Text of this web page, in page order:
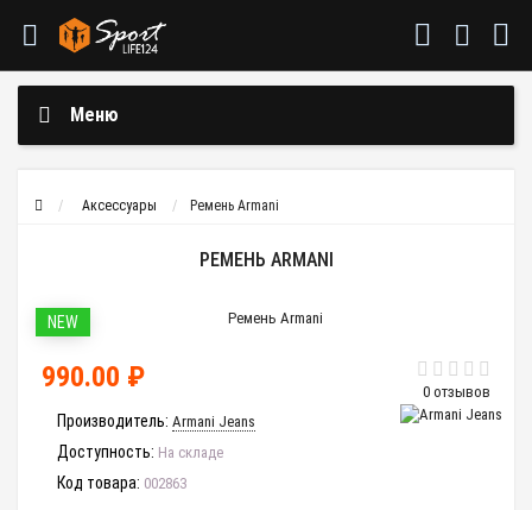
Меню
Аксессуары Ремень Armani
РЕМЕНЬ ARMANI
NEW
0 отзывов
990.00 ₽
Производитель: Armani Jeans
Доступность: На складе
Код товара: 002863